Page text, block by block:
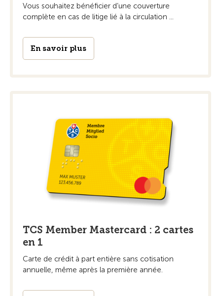
Vous souhaitez bénéficier d’une couverture
complète en cas de litige lié à la circulation ...
En savoir plus
TCS Member Mastercard : 2 cartes
en 1
Carte de crédit à part entière sans cotisation
annuelle, même après la première année.